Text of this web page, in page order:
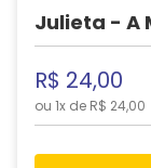
Julieta - A
R$ 24,00
ou 1x de R$ 24,00